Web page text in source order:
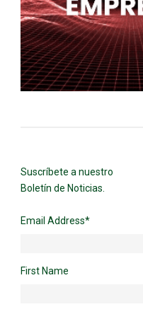
Suscríbete a nuestro
Boletín de Noticias.
Email Address*
First Name